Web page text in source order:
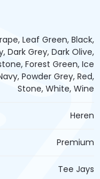
Leaf Green, Black,
Dark Grey, Dark Olive,
Forest Green, Ice
Powder Grey, Red,
Stone, White, Wine
Heren
Premium
Tee Jays